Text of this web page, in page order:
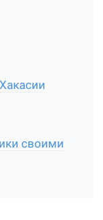
своими